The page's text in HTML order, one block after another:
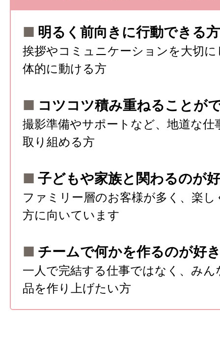
■ 明るく前向きに行動できる方
挨拶やコミュニケーションを大切
体的に動ける方
■ コツコツ積み重ねることが
撮影準備やサポートなど、地道な仕
取り組める方
■ 子どもや家族と関わるのが
ファミリー層のお客様が多く、楽
方に向いています
■ チームで何かを作るのが好
一人で完結する仕事ではなく、み
品を作り上げたい方